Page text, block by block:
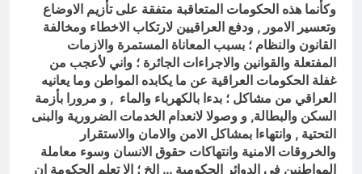
وكأنما هذه الحكومات المتعاقبة متفقة على تأزيم الاوضاع
وتعسير الامور , ودفع العراقيين لارتكاب الاخطاء ومخالفة
القانون والنظام ؛ بسبب المعاناة المستمرة والازمات
المفتعلة والقوانين والاجراءات الجائرة ؛ واني لأعجب من
غفلة الحكومات العراقية عن ما يكابده المواطن وما يعانيه
العراقي من مشاكل ؛ بدءا بالكهرباء والماء , و مرورا بأزمة
السكن والبطالة, و وصولا لانعدام الخدمات الضرورية والبنى
التحتية , وانتهاءا بمشاكل الامن والامان والاستقرار
والخروقات الامنية وانتهاكات حقوق الانسان وسوء معاملة
المواطنين في الدوائر الحكومية … الخ ؛ الا تعلم الحكومة ان